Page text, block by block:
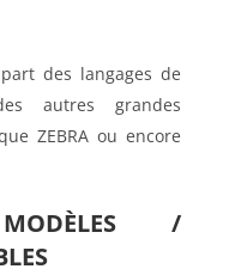
des langages de
autres grandes
ZEBRA ou encore
/